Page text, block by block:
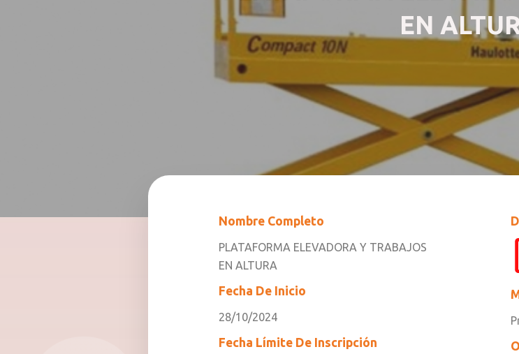
EN
Nombre Completo
PLATAFORMA ELEVADORA Y TRABAJOS
EN ALTURA
Fecha De Inicio
28/10/2024
Fecha Límite De Inscripción